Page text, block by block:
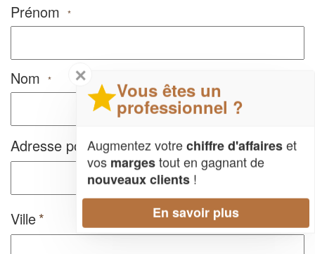
Prénom *
Nom *
Adresse postale
Ville
✕
Vous êtes un
professionnel ?
Augmentez votrechiffre d'affaireset
vos margestout en gagnant de
nouveaux clients !
En savoir plus